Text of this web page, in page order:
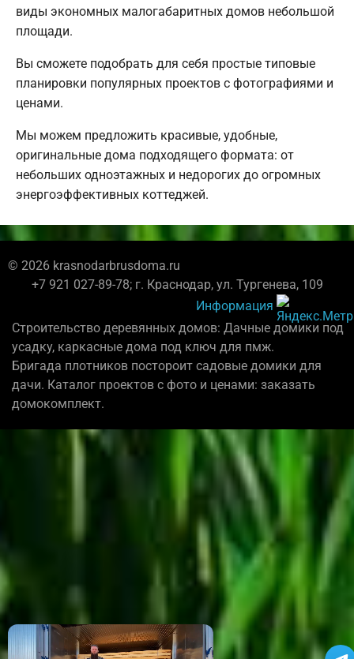
виды экономных малогабаритных домов небольшой
площади.
Вы сможете подобрать для себя простые типовые
планировки популярных проектов с фотографиями и
ценами.
Мы можем предложить красивые, удобные,
оригинальные дома подходящего формата: от
небольших одноэтажных и недорогих до огромных
энергоэффективных коттеджей.
© 2026 krasnodarbrusdoma.ru
+7 921 027-89-78; г. Краснодар, ул. Тургенева, 109
Информация
Строительство деревянных домов: Дачные домики под
усадку, каркасные дома под ключ для пмж.
Бригада плотников постороит садовые домики для
дачи. Каталог проектов с фото и ценами: заказать
домокомплект.